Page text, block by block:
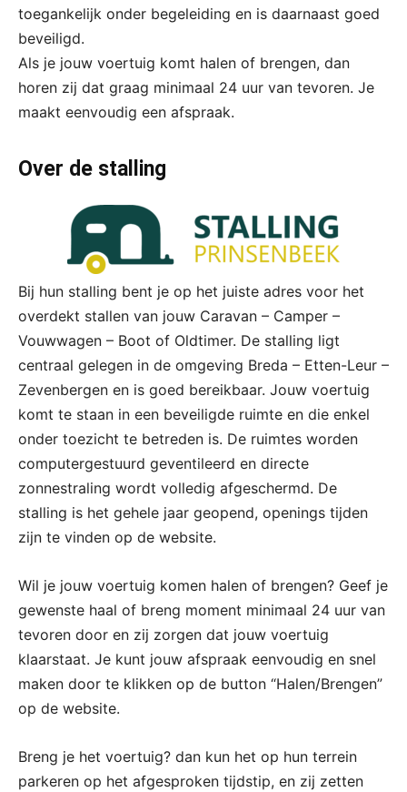
toegankelijk onder begeleiding en is daarnaast goed
beveiligd.
Als je jouw voertuig komt halen of brengen, dan
horen zij dat graag minimaal 24 uur van tevoren. Je
maakt eenvoudig een afspraak.
Over de stalling
Bij hun stalling bent je op het juiste adres voor het
overdekt stallen van jouw Caravan – Camper –
Vouwwagen – Boot of Oldtimer. De stalling ligt
centraal gelegen in de omgeving Breda – Etten-Leur –
Zevenbergen en is goed bereikbaar. Jouw voertuig
komt te staan in een beveiligde ruimte en die enkel
onder toezicht te betreden is. De ruimtes worden
computergestuurd geventileerd en directe
zonnestraling wordt volledig afgeschermd. De
stalling is het gehele jaar geopend, openings tijden
zijn te vinden op de website.
Wil je jouw voertuig komen halen of brengen? Geef je
gewenste haal of breng moment minimaal 24 uur van
tevoren door en zij zorgen dat jouw voertuig
klaarstaat. Je kunt jouw afspraak eenvoudig en snel
maken door te klikken op de button “Halen/Brengen”
op de website.
Breng je het voertuig? dan kun het op hun terrein
parkeren op het afgesproken tijdstip, en zij zetten